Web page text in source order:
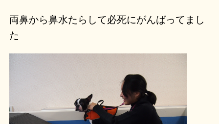
両鼻から鼻水たらして必死にがんばってまし
た